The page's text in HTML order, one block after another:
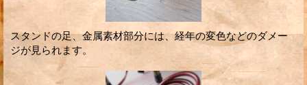
スタンドの足、金属素材部分には、経年の変色などのダメー
ジが見られます。